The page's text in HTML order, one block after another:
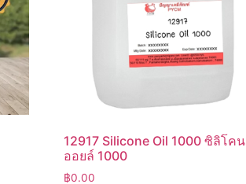
12917 Silicone Oil 1000 ซิลิโคน
ออยล์ 1000
฿0.00